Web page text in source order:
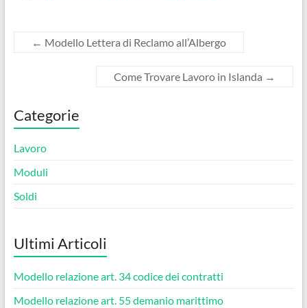
← Modello Lettera di Reclamo all’Albergo
Come Trovare Lavoro in Islanda →
Categorie
Lavoro
Moduli
Soldi
Ultimi Articoli
Modello relazione art. 34 codice dei contratti​
Modello relazione art. 55 demanio marittimo​